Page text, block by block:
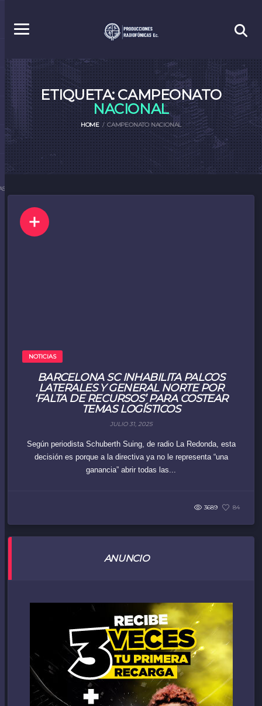
ETIQUETA: CAMPEONATO
NACIONAL
HOME CAMPEONATO NACIONAL
NOTICIAS
BARCELONA SC INHABILITA PALCOS
LATERALES Y GENERAL NORTE POR
‘FALTA DE RECURSOS’ PARA COSTEAR
TEMAS LOGÍSTICOS
JULIO 31, 2025
Según periodista Schuberth Suing, de radio La Redonda, esta
decisión es porque a la directiva ya no le representa “una
ganancia” abrir todas las...
3689 84
ANUNCIO